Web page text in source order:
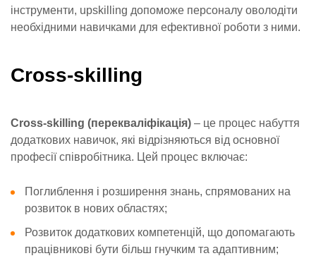
інструменти, upskilling допоможе персоналу оволодіти
необхідними навичками для ефективної роботи з ними.
Cross-skilling
Cross-skilling (перекваліфікація) – це процес набуття
додаткових навичок, які відрізняються від основної
професії співробітника. Цей процес включає:
Поглиблення і розширення знань, спрямованих на
розвиток в нових областях;
Розвиток додаткових компетенцій, що допомагають
працівникові бути більш гнучким та адаптивним;